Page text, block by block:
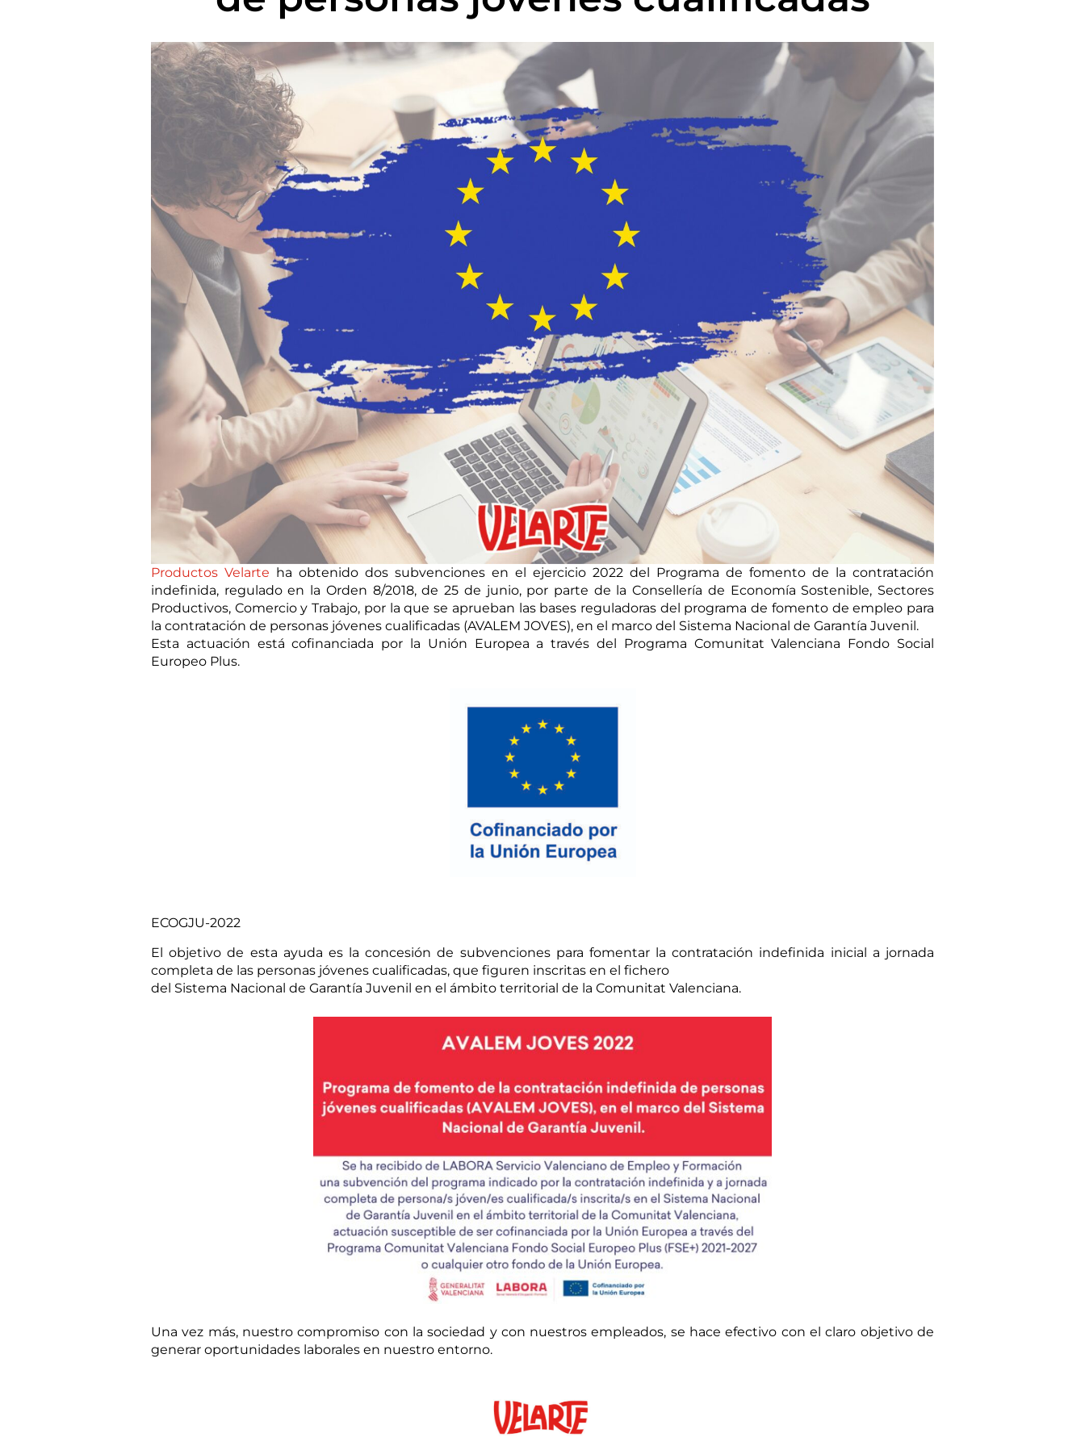
Productos Velarte ha obtenido dos subvenciones en el ejercicio 2022 del Programa de fomento de la contratación
indefinida, regulado en la Orden 8/2018, de 25 de junio, por parte de la Consellería de Economía Sostenible, Sectores
Productivos, Comercio y Trabajo, por la que se aprueban las bases reguladoras del programa de fomento de empleo para
la contratación de personas jóvenes cualificadas (AVALEM JOVES), en el marco del Sistema Nacional de Garantía Juvenil.
Esta actuación está cofinanciada por la Unión Europea a través del Programa Comunitat Valenciana Fondo Social
Europeo Plus.
ECOGJU-2022
El objetivo de esta ayuda es la concesión de subvenciones para fomentar la contratación indefinida inicial a jornada
completa de las personas jóvenes cualificadas, que figuren inscritas en el fichero
del Sistema Nacional de Garantía Juvenil en el ámbito territorial de la Comunitat Valenciana.
Una vez más, nuestro compromiso con la sociedad y con nuestros empleados, se hace efectivo con el claro objetivo de
generar oportunidades laborales en nuestro entorno.